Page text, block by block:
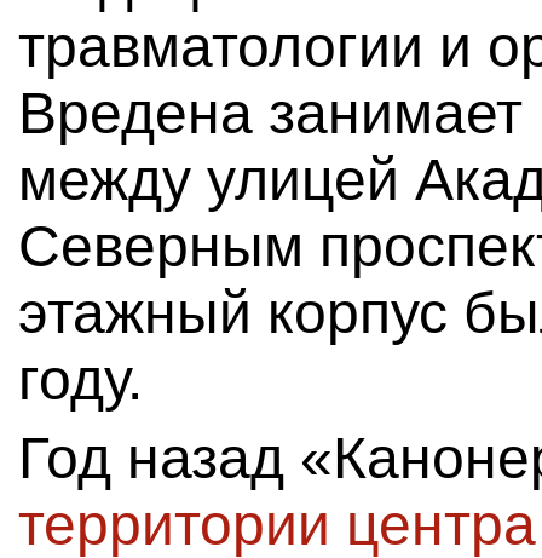
травматологии и
Вредена занимает
между улицей
Северным
этажный корпус
году.
Год назад
территории